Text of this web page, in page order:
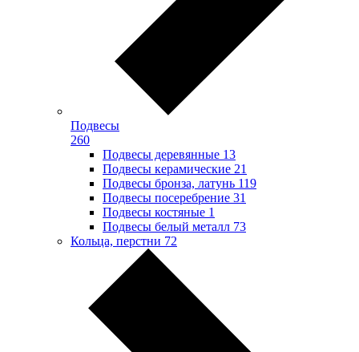
Подвесы
260
Подвесы деревянные 13
Подвесы керамические 21
Подвесы бронза, латунь 119
Подвесы посеребрение 31
Подвесы костяные 1
Подвесы белый металл 73
Кольца, перстни 72